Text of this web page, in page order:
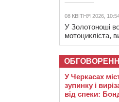
08 КВІТНЯ 2026,
У Золотоноші
мотоцикліста,
У Черкасах
зупинку і
від спеки: